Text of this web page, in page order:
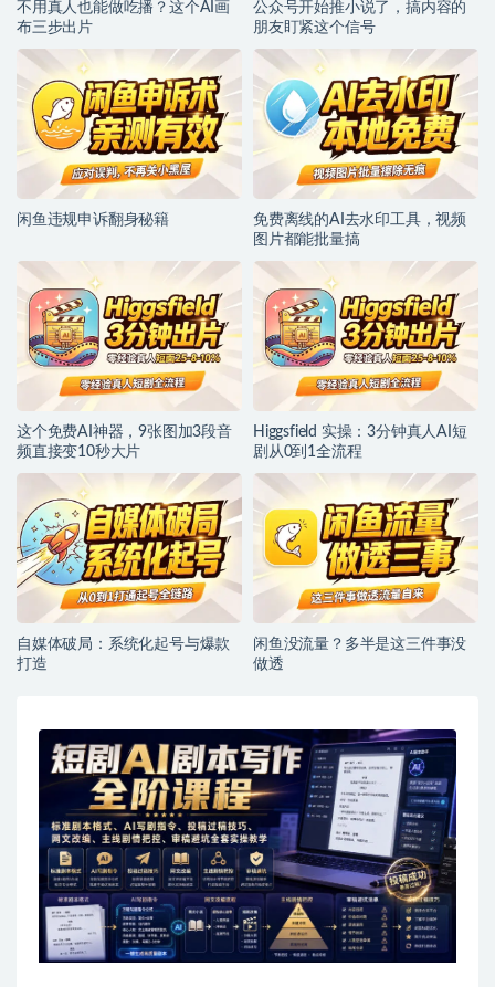
不用真人也能做吃播？这个AI画
布三步出片
公众号开始推小说了，搞内容的
朋友盯紧这个信号
闲鱼违规申诉翻身秘籍
免费离线的AI去水印工具，视频
图片都能批量搞
这个免费AI神器，9张图加3段音
频直接变10秒大片
Higgsfield 实操：3分钟真人AI短
剧从0到1全流程
自媒体破局：系统化起号与爆款
打造
闲鱼没流量？多半是这三件事没
做透